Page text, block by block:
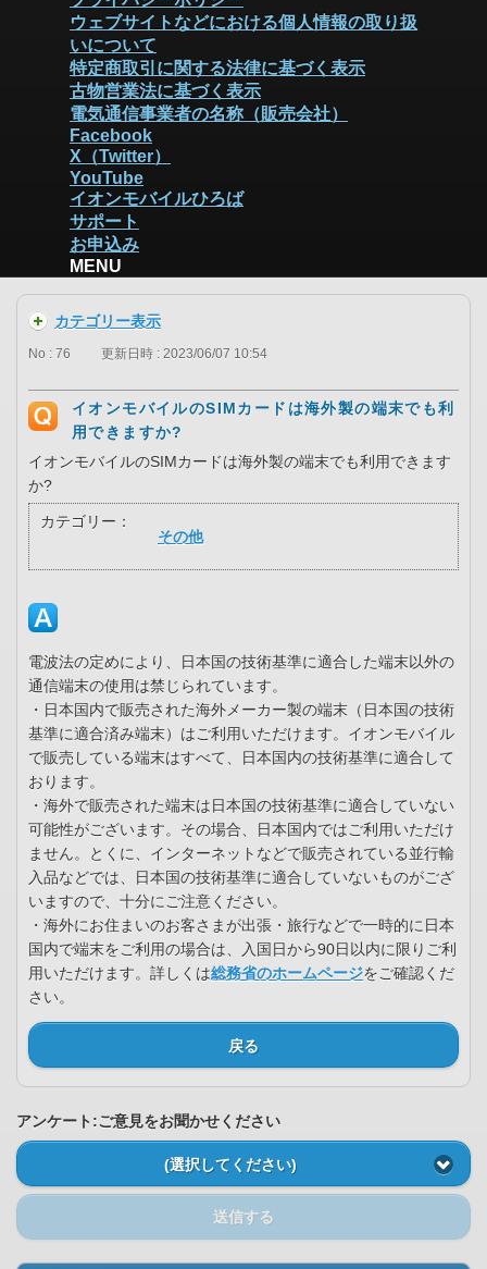
ウェブサイトなどにおける個人情報の取り扱
いについて
特定商取引に関する法律に基づく表示
古物営業法に基づく表示
電気通信事業者の名称（販売会社）
Facebook
X（Twitter）
YouTube
イオンモバイルひろば
サポート
お申込み
MENU
カテゴリー表示
No : 76 更新日時 : 2023/06/07 10:54
イオンモバイルのSIMカードは海外製の端末でも利
用できますか?
イオンモバイルのSIMカードは海外製の端末でも利用できます
か?
カテゴリー：
その他
電波法の定めにより、日本国の技術基準に適合した端末以外の
通信端末の使用は禁じられています。
・日本国内で販売された海外メーカー製の端末（日本国の技術
基準に適合済み端末）はご利用いただけます。イオンモバイル
で販売している端末はすべて、日本国内の技術基準に適合して
おります。
・海外で販売された端末は日本国の技術基準に適合していない
可能性がございます。その場合、日本国内ではご利用いただけ
ません。とくに、インターネットなどで販売されている並行輸
入品などでは、日本国の技術基準に適合していないものがござ
いますので、十分にご注意ください。
・海外にお住まいのお客さまが出張・旅行などで一時的に日本
国内で端末をご利用の場合は、入国日から90日以内に限りご利
用いただけます。詳しくは総務省のホームページをご確認くだ
さい。
戻る
アンケート:ご意見をお聞かせください
(選択してください)
送信する